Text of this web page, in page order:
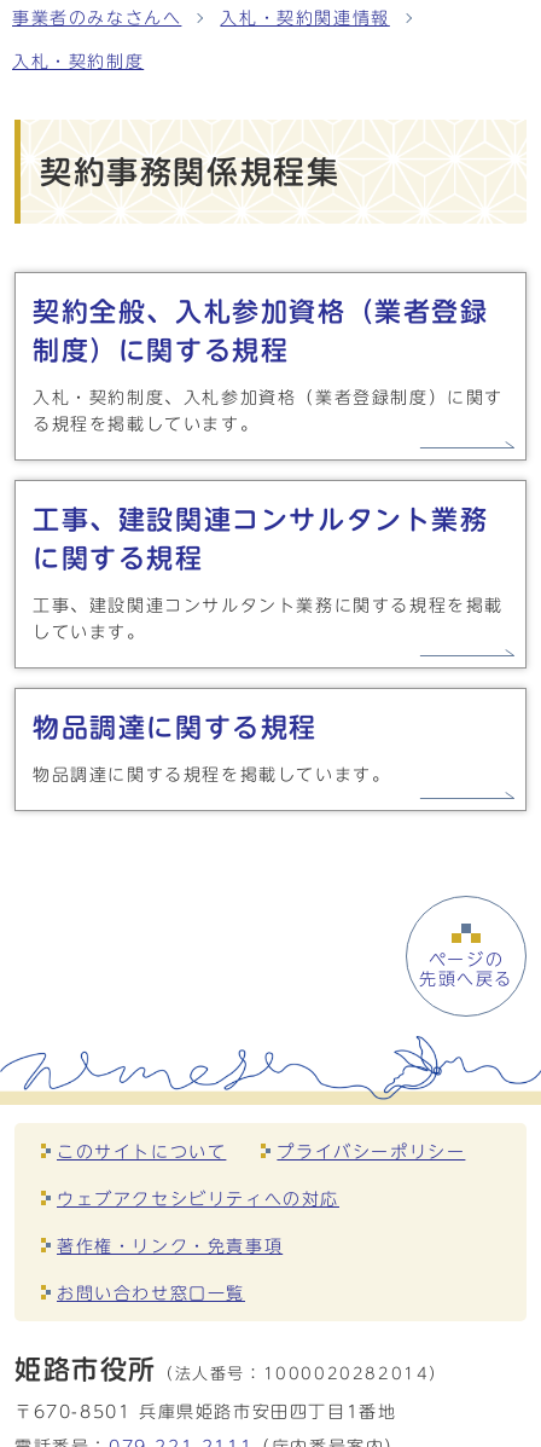
事業者のみなさんへ 入札・契約関連情報
入札・契約制度
契約事務関係規程集
メインメニュー
契約全般、入札参加資格（業者登録
制度）に関する規程
入札・契約制度、入札参加資格（業者登録制度）に関す
る規程を掲載しています。
工事、建設関連コンサルタント業務
に関する規程
工事、建設関連コンサルタント業務に関する規程を掲載
しています。
物品調達に関する規程
物品調達に関する規程を掲載しています。
ページの
先頭へ戻る
このサイトについて プライバシーポリシー
ウェブアクセシビリティへの対応
著作権・リンク・免責事項
お問い合わせ窓口一覧
姫路市役所 （法人番号： 1000020282014）
〒670-8501 兵庫県姫路市安田四丁目1番地